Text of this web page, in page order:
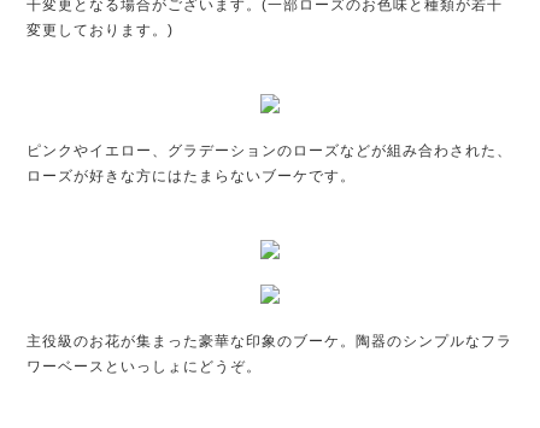
干変更となる場合がございます。(一部ローズのお色味と種類が若干
変更しております。)
ピンクやイエロー、グラデーションのローズなどが組み合わされた、
ローズが好きな方にはたまらないブーケです。
主役級のお花が集まった豪華な印象のブーケ。陶器のシンプルなフラ
ワーベースといっしょにどうぞ。